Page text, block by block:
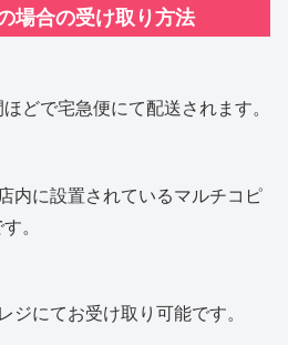
場合の受け取り方法
どで宅急便にて配送されます。
内に設置されているマルチコピ
。
にてお受け取り可能です。